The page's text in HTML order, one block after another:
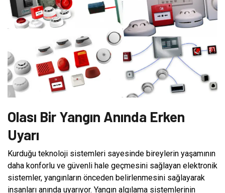
Olası Bir Yangın Anında Erken
Uyarı
Kurduğu teknoloji sistemleri sayesinde bireylerin yaşamının
daha konforlu ve güvenli hale geçmesini sağlayan elektronik
sistemler, yangınların önceden belirlenmesini sağlayarak
insanları anında uyarıyor. Yangın algılama sistemlerinin